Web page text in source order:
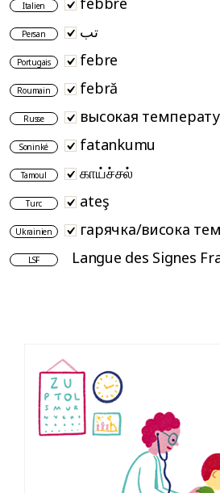
Italien
Persan تب
Portugais febre
Roumain febră
Russe высокая
Soninké fatankumu
Tamoul காய்ச்சல்
Turc ateş
Ukrainien гарячка/висока
LSF Langue des Signes